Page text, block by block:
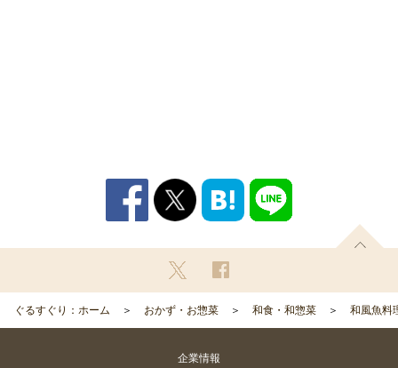
ぐるすぐり：ホーム おかず・お惣菜 和食・和惣菜 和風魚料
企業情報